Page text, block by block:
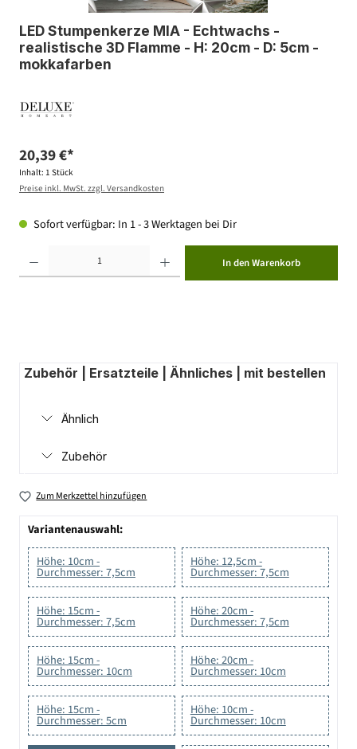
LED Stumpenkerze MIA - Echtwachs -
realistische 3D Flamme - H: 20cm - D: 5cm -
mokkafarben
20,39 €*
Inhalt: 1 Stück
Preise inkl. MwSt. zzgl. Versandkosten
Sofort verfügbar: In 1 - 3 Werktagen bei Dir
In den Warenkorb
Zubehör | Ersatzteile | Ähnliches | mit bestellen
Ähnlich
Zubehör
Zum Merkzettel hinzufügen
Variantenauswahl:
Höhe: 10cm -
Durchmesser: 7,5cm
Höhe: 12,5cm -
Durchmesser: 7,5cm
Höhe: 15cm -
Durchmesser: 7,5cm
Höhe: 20cm -
Durchmesser: 7,5cm
Höhe: 15cm -
Durchmesser: 10cm
Höhe: 20cm -
Durchmesser: 10cm
Höhe: 15cm -
Durchmesser: 5cm
Höhe: 10cm -
Durchmesser: 10cm